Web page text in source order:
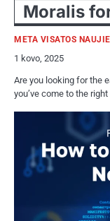
Moralis
META VISATOS
1 kovo, 2025
Are you looking for the
you’ve come to the